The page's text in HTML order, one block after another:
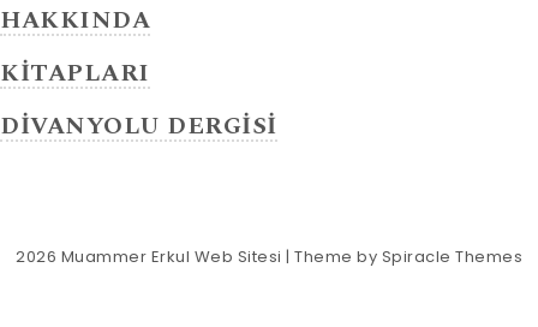
HAKKINDA
KİTAPLARI
DİVANYOLU DERGİSİ
2026 Muammer Erkul Web Sitesi | Theme by Spiracle Themes